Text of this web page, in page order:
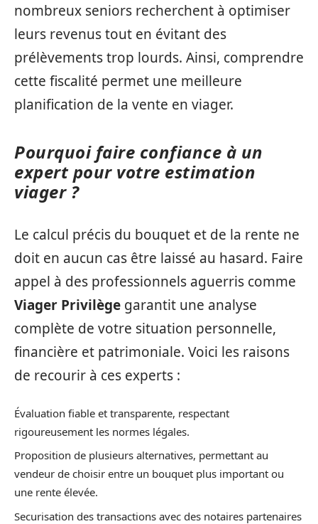
nombreux seniors recherchent à optimiser
leurs revenus tout en évitant des
prélèvements trop lourds. Ainsi, comprendre
cette fiscalité permet une meilleure
planification de la vente en viager.
Pourquoi faire confiance à un
expert pour votre estimation
viager ?
Le calcul précis du bouquet et de la rente ne
doit en aucun cas être laissé au hasard. Faire
appel à des professionnels aguerris comme
Viager Privilège garantit une analyse
complète de votre situation personnelle,
financière et patrimoniale. Voici les raisons
de recourir à ces experts :
Évaluation fiable et transparente, respectant
rigoureusement les normes légales.
Proposition de plusieurs alternatives, permettant au
vendeur de choisir entre un bouquet plus important ou
une rente élevée.
Securisation des transactions avec des notaires partenaires